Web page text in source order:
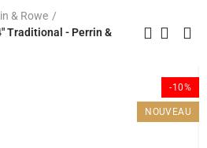
& Rowe
Traditional - Perrin &
-10%
NOUVEAU